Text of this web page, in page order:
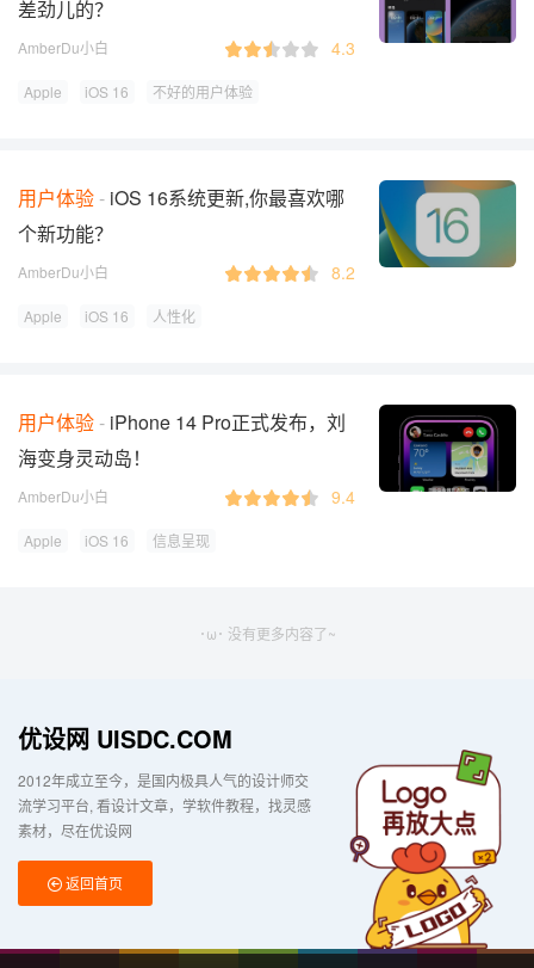
差劲儿的？
AmberDu小白 4.3
Apple iOS 16 不好的用户体验
用户体验
iOS 16系统更新,你最喜欢哪
个新功能？
AmberDu小白 8.2
Apple iOS 16 人性化
用户体验
iPhone 14 Pro正式发布，刘
海变身灵动岛！
AmberDu小白 9.4
Apple iOS 16 信息呈现
･ω･ 没有更多内容了~
优设网 UISDC.COM
2012年成立至今，是国内极具人气的设计师交
流学习平台 看设计文章，学软件教程，找灵感
素材，尽在优设网
返回首页